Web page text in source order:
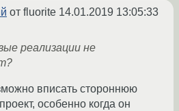
от fluorite 14.01.2019 13:05:33
реализации не
вписать стороннюю
особенно когда он